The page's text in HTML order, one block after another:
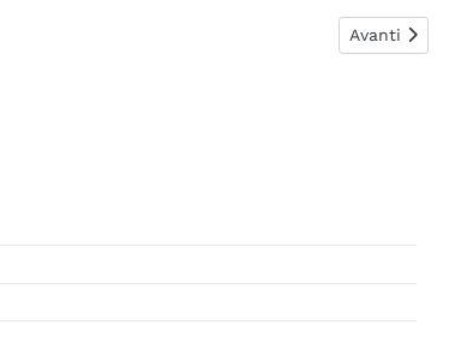
Articolo
Avanti